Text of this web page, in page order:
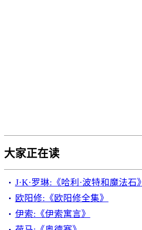
大家正在读
J·K·罗琳:《哈利·波特和魔法石》
欧阳修:《欧阳修全集》
伊索:《伊索寓言》